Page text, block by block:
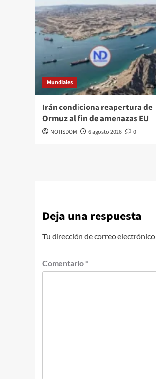
Mundiales
Irán condiciona reapertura de
Ormuz al fin de amenazas EU
NOTISDOM 6 agosto 2026 0
Deja una respuesta
Tu dirección de correo
Comentario *